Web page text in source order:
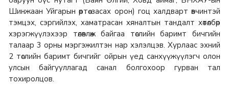
Шинжаан Уйгарын өөртөө засах орон) гоц халдварт өвчинтэй
тэмцэх, сэргийлэх, хаматрасан хяналтын тандалт хөтөлбөр
хэрэгжүүлэхээр төлөвлөж байгаа төслийн баримт бичгийн
талаар 3 орны мэргэжилтэн нар хэлэлцэв. Хурлаас эхний
2 төслийн баримт бичгийг ойрын үед санхүүжүүлэгч олон
улсын байгууллагад санал болгохоор гурван тал
тохиролцов.